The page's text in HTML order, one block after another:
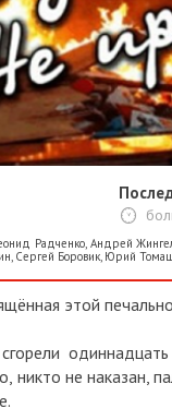
,Андрей Жингель,
Боровик,Юрий Томашов,
этой печальной
одиннадцать
не наказан,